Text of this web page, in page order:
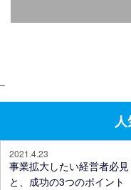
–
2021.4.23
事業拡大したい経営者必
と、成功の3つのポイント